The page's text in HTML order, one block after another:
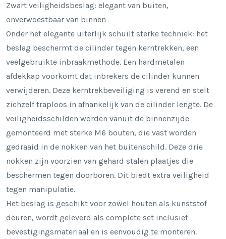
Zwart veiligheidsbeslag: elegant van buiten,
onverwoestbaar van binnen
Onder het elegante uiterlijk schuilt sterke techniek: het
beslag beschermt de cilinder tegen kerntrekken, een
veelgebruikte inbraakmethode. Een hardmetalen
afdekkap voorkomt dat inbrekers de cilinder kunnen
verwijderen. Deze kerntrekbeveiliging is verend en stelt
zichzelf traploos in afhankelijk van de cilinder lengte. De
veiligheidsschilden worden vanuit de binnenzijde
gemonteerd met sterke M6 bouten, die vast worden
gedraaid in de nokken van het buitenschild. Deze drie
nokken zijn voorzien van gehard stalen plaatjes die
beschermen tegen doorboren. Dit biedt extra veiligheid
tegen manipulatie.
Het beslag is geschikt voor zowel houten als kunststof
deuren, wordt geleverd als complete set inclusief
bevestigingsmateriaal en is eenvoudig te monteren.